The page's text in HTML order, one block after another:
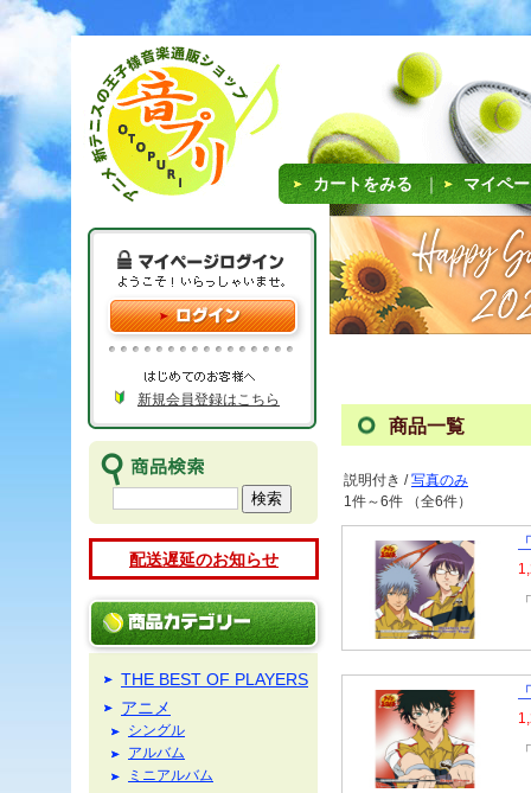
カートをみる ｜ マイペ
新規会員登録はこちら
配送遅延のお知らせ
THE BEST OF PLAYERS
アニメ
シングル
アルバム
ミニアルバム
商品一覧
説明付き /写真のみ
1件～6件 （全6件）